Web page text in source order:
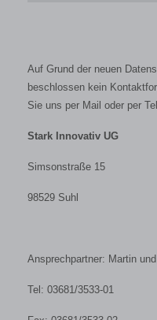
Auf Grund der neuen
beschlossen kein
Sie uns per Mail oder per
Stark Innovativ UG
Simsonstraße 15
98529 Suhl
Ansprechpartner: Martin
Tel: 03681/3533-01